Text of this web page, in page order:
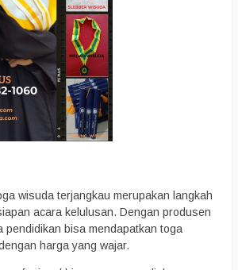
wisuda terjangkau merupakan langkah
acara kelulusan. Dengan produsen
pendidikan bisa mendapatkan toga
harga yang wajar.